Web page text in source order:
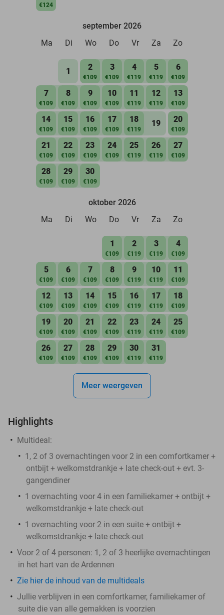
€124
september 2026
Ma
Di Wo Do Vr Za Zo
1 2
€109
3
€109
4
€119
5
€119
6
€109
7
€109
8
€109
9
€109
10
€109
11
€119
12
€119
13
€109
14
€109
15
€109
16
€109
17
€109
18
€119
19 20
€109
21
€109
22
€109
23
€109
24
€109
25
€119
26
€119
27
€109
28
€109
29
€109
30
€109
oktober 2026
Ma
Di Wo Do Vr Za Zo
1
€109
2
€119
3
€119
4
€109
5
€109
6
€109
7
€109
8
€109
9
€119
10
€119
11
€109
12
€109
13
€109
14
€109
15
€109
16
€119
17
€119
18
€109
19
€109
20
€109
21
€109
22
€109
23
€119
24
€119
25
€109
26
€109
27
€109
28
€109
29
€109
30
€119
31
€119
Meer weergeven
Highlights
Multideal:
1, 2 of 3 overnachtingen voor 2 in een comfortkamer +
ontbijt + welkomstdrankje + late check-out + evt. 3-
gangendiner
1 overnachting voor 4 in een familiekamer + ontbijt +
welkomstdrankje + late check-out
1 overnachting voor 2 in een suite + ontbijt +
welkomstdrankje + late check-out
Voor 2 of 4 personen: 1, 2 of 3 heerlijke overnachtingen
in het hart van de Ardennen
Zie hier de inhoud van de multideals
Jullie verblijven in een comfortkamer, familiekamer of
suite die van alle gemakken is voorzien